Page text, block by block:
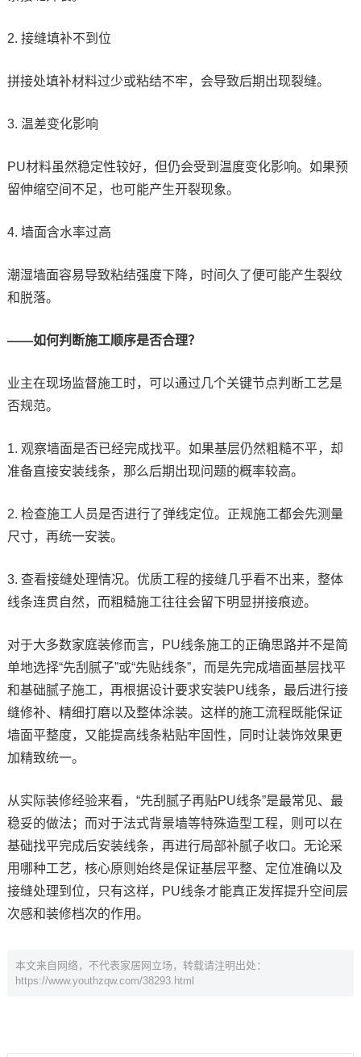
2. 接缝填补不到位
拼接处填补材料过少或粘结不牢，会导致后期出现裂缝。
3. 温差变化影响
PU材料虽然稳定性较好，但仍会受到温度变化影响。如果预
留伸缩空间不足，也可能产生开裂现象。
4. 墙面含水率过高
潮湿墙面容易导致粘结强度下降，时间久了便可能产生裂纹
和脱落。
——如何判断施工顺序是否合理？
业主在现场监督施工时，可以通过几个关键节点判断工艺是
否规范。
1. 观察墙面是否已经完成找平。如果基层仍然粗糙不平，却
准备直接安装线条，那么后期出现问题的概率较高。
2. 检查施工人员是否进行了弹线定位。正规施工都会先测量
尺寸，再统一安装。
3. 查看接缝处理情况。优质工程的接缝几乎看不出来，整体
线条连贯自然，而粗糙施工往往会留下明显拼接痕迹。
对于大多数家庭装修而言，PU线条施工的正确思路并不是简
单地选择“先刮腻子”或“先贴线条”，而是先完成墙面基层找平
和基础腻子施工，再根据设计要求安装PU线条，最后进行接
缝修补、精细打磨以及整体涂装。这样的施工流程既能保证
墙面平整度，又能提高线条粘贴牢固性，同时让装饰效果更
加精致统一。
从实际装修经验来看，“先刮腻子再贴PU线条”是最常见、最
稳妥的做法；而对于法式背景墙等特殊造型工程，则可以在
基础找平完成后安装线条，再进行局部补腻子收口。无论采
用哪种工艺，核心原则始终是保证基层平整、定位准确以及
接缝处理到位，只有这样，PU线条才能真正发挥提升空间层
次感和装修档次的作用。
本文来自网络，不代表家居网立场，转载请注明出处：
https://www.youthzqw.com/38293.html